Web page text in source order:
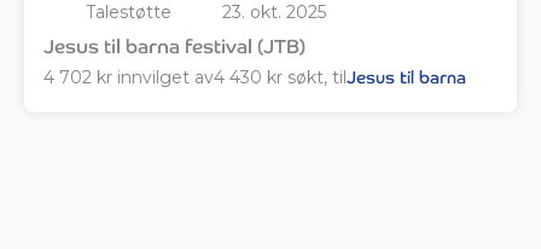
Talestøtte 23. okt. 2025
Jesus til barna festival (JTB)
4 702 kr innvilget av4 430 kr søkt, tilJesus til barna